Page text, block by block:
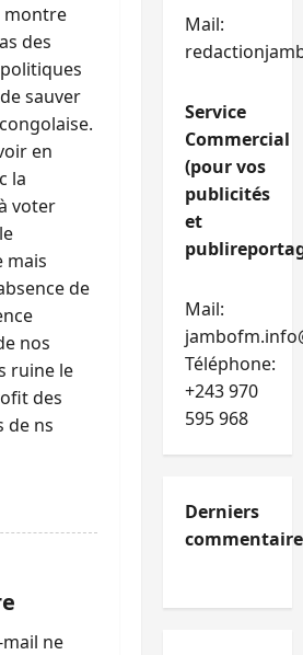
montre
des
sauver
en
la
voter
mais
de
nos
ruine le
des
de ns
ne
Mail:
Service
Commercial
(pour vos
publicités
et
Mail:
Téléphone:
+243 970
595 968
Derniers